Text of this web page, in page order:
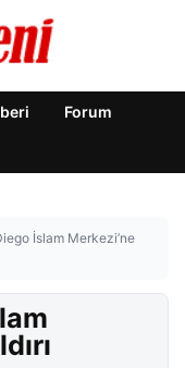
Forum
İslam Merkezi’ne